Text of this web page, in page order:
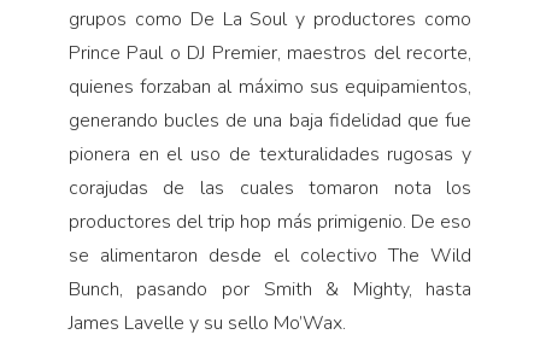
grupos como De La Soul y productores como
Prince Paul o DJ Premier, maestros del recorte,
quienes forzaban al máximo sus equipamientos,
generando bucles de una baja fidelidad que fue
pionera en el uso de texturalidades rugosas y
corajudas de las cuales tomaron nota los
productores del trip hop más primigenio. De eso
se alimentaron desde el colectivo The Wild
Bunch, pasando por Smith & Mighty, hasta
James Lavelle y su sello Mo’Wax.